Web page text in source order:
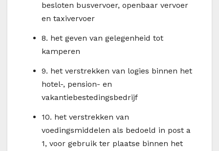
besloten busvervoer, openbaar vervoer
en taxivervoer
8. het geven van gelegenheid tot
kamperen
9. het verstrekken van logies binnen het
hotel-, pension- en
vakantiebestedingsbedrijf
10. het verstrekken van
voedingsmiddelen als bedoeld in post a
1, voor gebruik ter plaatse binnen het